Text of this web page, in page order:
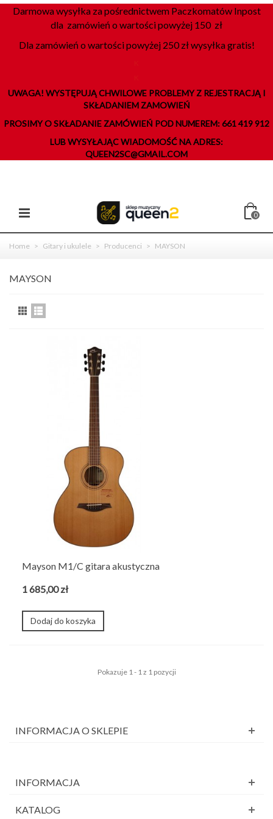
Darmowa wysyłka za pośrednictwem Paczkomatów Inpost
dla zamówień o wartości powyżej 150 zł
Dla zamówień o wartości powyżej 250 zł wysyłka gratis!
UWAGA! WYSTĘPUJĄ CHWILOWE PROBLEMY Z REJESTRACJĄ I
SKŁADANIEM ZAMOWIEŃ
PROSIMY O SKŁADANIE ZAMÓWIEŃ POD NUMEREM: 661 419 912
LUB WYSYŁAJĄC WIADOMOŚĆ NA ADRES:
QUEEN2SC@GMAIL.COM
0
Home > Gitary i ukulele > Producenci > MAYSON
MAYSON
Mayson M1/C gitara akustyczna
1 685,00 zł
Dodaj do koszyka
Pokazuje 1 - 1 z 1 pozycji
INFORMACJA O SKLEPIE
INFORMACJA
KATALOG